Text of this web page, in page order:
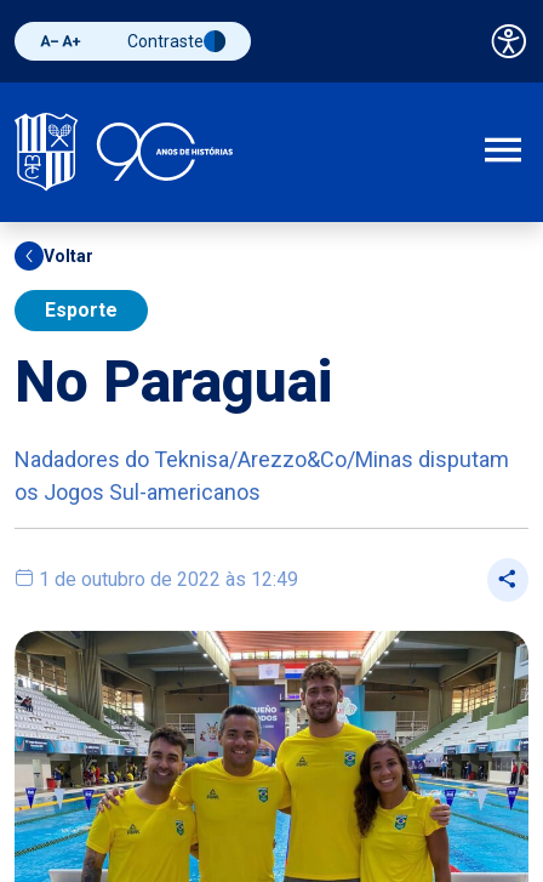
Diminuir fonte
Aumentar fonteAlternar contraste
Contraste
Voltar
Esporte
No Paraguai
Nadadores do Teknisa/Arezzo&Co/Minas disputam
os Jogos Sul-americanos
1 de outubro de 2022 às 12:49